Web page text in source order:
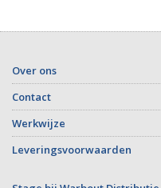
Over ons
Contact
Werkwijze
Leveringsvoorwaarden